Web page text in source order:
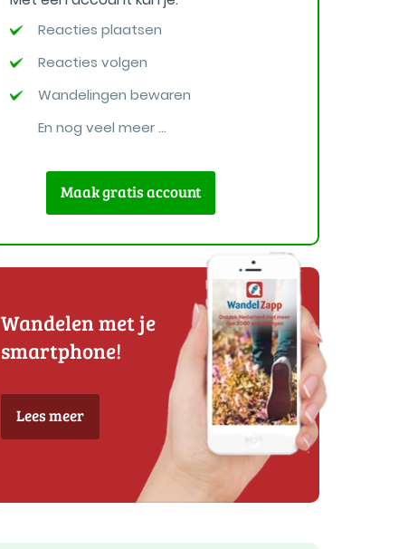
Reacties plaatsen
Reacties volgen
Wandelingen bewaren
En nog veel meer ...
Maak gratis account
Wandelen met je
smartphone!
Lees meer